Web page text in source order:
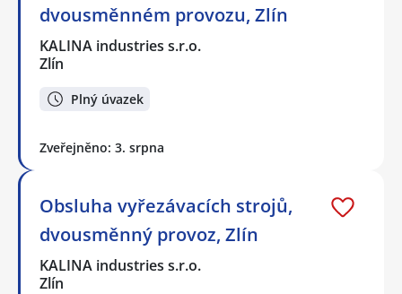
dvousměnném provozu, Zlín
KALINA industries s.r.o.
Zlín
Plný úvazek
Zveřejněno: 3. srpna
Obsluha vyřezávacích strojů,
dvousměnný provoz, Zlín
KALINA industries s.r.o.
Zlín